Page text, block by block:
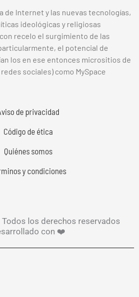
de Internet y las nuevas tecnologías,
ideológicas y religiosas
recelo el surgimiento de las
el potencial de
los en ese entonces micrositios de
sociales) como MySpace
de privacidad
Código de ética
Quiénes somos
y condiciones
los derechos reservados
con ❤️